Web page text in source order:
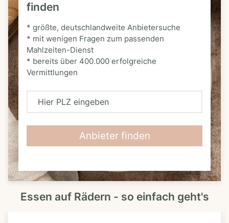
finden
* größte, deutschlandweite Anbietersuche
* mit wenigen Fragen zum passenden
Mahlzeiten-Dienst
* bereits über 400.000 erfolgreiche
Vermittlungen
H
L
Z
Anbieter finden
Essen auf Rädern - so einfach geht's